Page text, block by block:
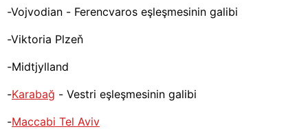
-Vojvodian - Ferencvaros eşleşmesinin galibi
-Viktoria Plzeň
-Midtjylland
-Karabağ - Vestri eşleşmesinin galibi
-Maccabi Tel Aviv